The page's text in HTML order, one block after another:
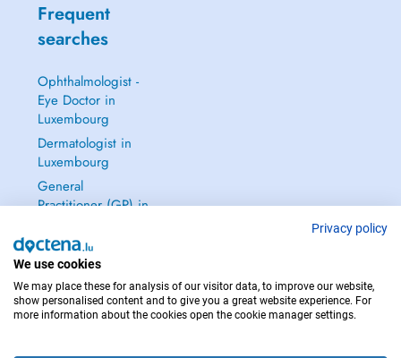
Frequent
searches
Ophthalmologist -
Eye Doctor in
Luxembourg
Dermatologist in
Luxembourg
General
Practitioner (GP) in
Gynecologist in
Luxembourg
See all →
Privacy policy
We use cookies
We may place these for analysis of our visitor data, to improve our website,
show personalised content and to give you a great website experience. For
more information about the cookies open the cookie manager settings.